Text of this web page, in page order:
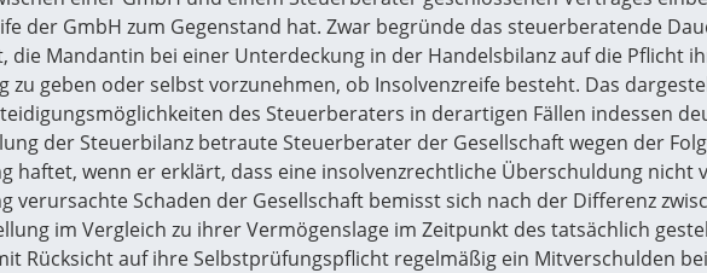
der GmbH zum Gegenstand hat. Zwar begründe das steuerberatende
die Mandantin bei einer Unterdeckung in der Handelsbilanz auf die Pflicht
geben oder selbst vorzunehmen, ob Insolvenzreife besteht. Das
des Steuerberaters in derartigen Fällen indessen
der Steuerbilanz betraute Steuerberater der Gesellschaft wegen der
haftet, wenn er erklärt, dass eine insolvenzrechtliche Überschuldung nicht
verursachte Schaden der Gesellschaft bemisst sich nach der Differenz
im Vergleich zu ihrer Vermögenslage im Zeitpunkt des tatsächlich
Rücksicht auf ihre Selbstprüfungspflicht regelmäßig ein Mitverschulden